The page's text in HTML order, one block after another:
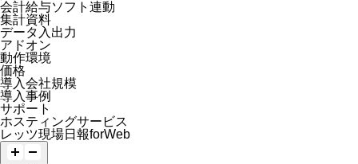
会計給与ソフト連動
集計資料
データ入出力
アドオン
動作環境
価格
導入会社規模
導入事例
サポート
ホスティングサービス
レッツ現場日報forWeb